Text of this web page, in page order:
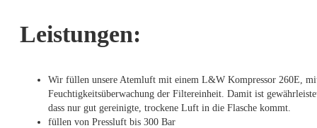
Leistungen:
Wir füllen unsere Atemluft mit einem L&W Kompressor 260E,
Feuchtigkeitsüberwachung der Filtereinheit. Damit ist
dass nur gut gereinigte, trockene Luft in die Flasche kommt.
füllen von Pressluft bis 300 Bar